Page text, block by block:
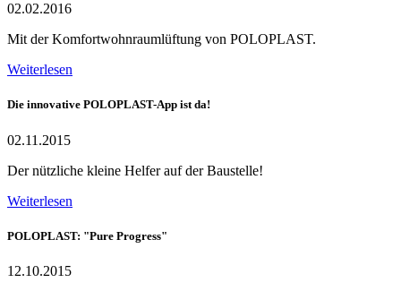
02.02.2016
Mit der Komfortwohnraumlüftung von POLOPLAST.
Weiterlesen
Die innovative POLOPLAST-App ist da!
02.11.2015
Der nützliche kleine Helfer auf der Baustelle!
Weiterlesen
POLOPLAST: "Pure Progress"
12.10.2015